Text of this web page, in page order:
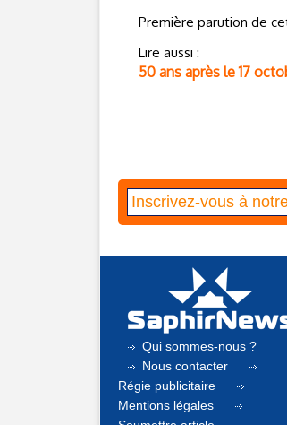
Première parution de
Lire aussi :
50 ans après le 17
Qui sommes-nous ?
Nous contacter
Régie publicitaire
Mentions légales